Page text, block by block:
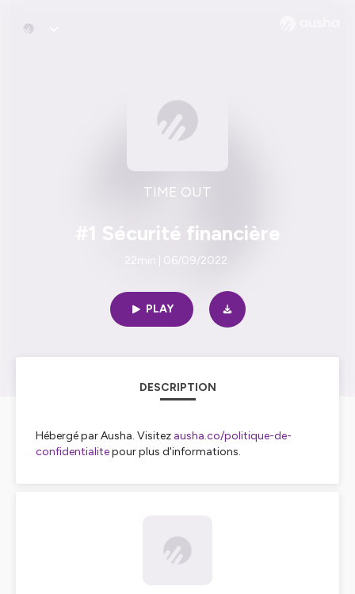
TIME OUT
#1 Sécurité financière
22min | 06/09/2022
PLAY
DESCRIPTION
Hébergé par Ausha. Visitez ausha.co/politique-de-
confidentialitepour plus d'informations.